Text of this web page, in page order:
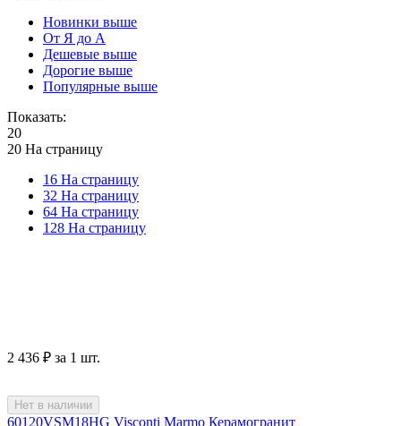
Новинки выше
От Я до А
Дешевые выше
Дорогие выше
Популярные выше
Показать:
20
20 На страницу
16 На страницу
32 На страницу
64 На страницу
128 На страницу
2 436 ₽ за 1 шт.
Нет в наличии
60120VSM18HG Visconti Marmo Керамогранит